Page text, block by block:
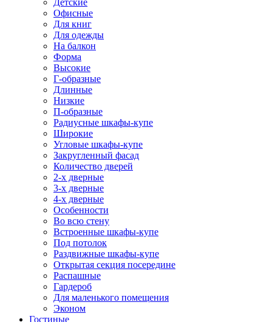
Детские
Офисные
Для книг
Для одежды
На балкон
Форма
Высокие
Г-образные
Длинные
Низкие
П-образные
Радиусные шкафы-купе
Широкие
Угловые шкафы-купе
Закругленный фасад
Количество дверей
2-х дверные
3-х дверные
4-х дверные
Особенности
Во всю стену
Встроенные шкафы-купе
Под потолок
Раздвижные шкафы-купе
Открытая секция посередине
Распашные
Гардероб
Для маленького помещения
Эконом
Гостиные